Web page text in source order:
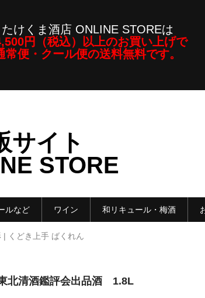
たけくま酒店 ONLINE STOREは
円（税込）以上のお買い上げで
常便・クール便の送料無料です。
サイト
STORE
ルなど ワイン 和リキュール・梅酒
| くどき上手 ばくれん
北清酒鑑評会出品酒 1.8L